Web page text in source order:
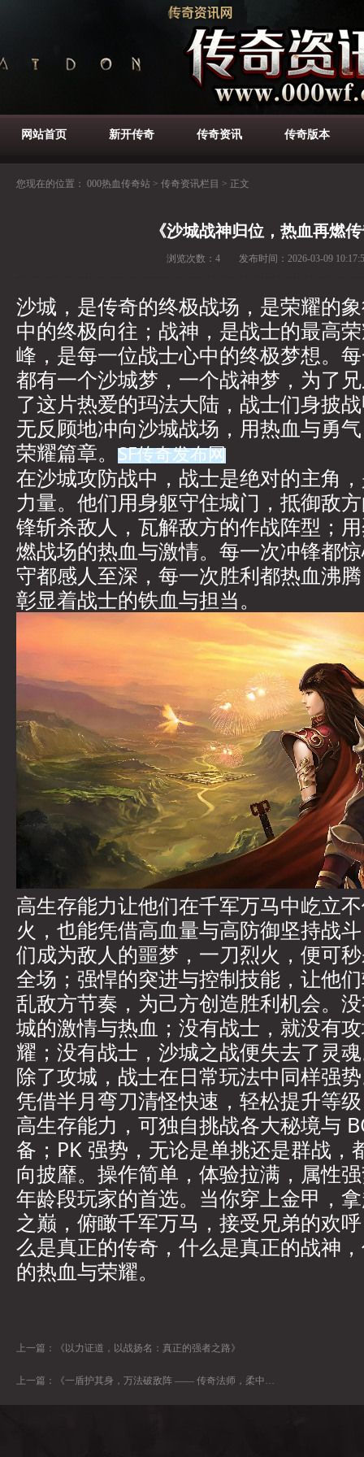
网站首页 新开传奇 传奇资讯 传奇版本
您现在的位置： 000热血传奇站 > 传奇资讯栏目 > 正文
《沙城战神归位，热血再燃
浏览次数： 4 发布时间： 2026-03-09
沙城，是传奇的终极战场，是荣耀的
中的终极向往；战神，是战士的最高
峰，是每一位战士心中的终极梦想。
都有一个沙城梦，一个战神梦，为了
了这片热爱的玛法大陆，战士们身披
无反顾地冲向沙城战场，用热血与勇
荣耀篇章。 SF传奇发布网
在沙城攻防战中，战士是绝对的主角
力量。他们用身躯守住城门，抵御敌
锋斩杀敌人，瓦解敌方的作战阵型；
燃战场的热血与激情。每一次冲锋都
守都感人至深，每一次胜利都热血沸
彰显着战士的铁血与担当。
高生存能力让他们在千军万马中屹立
火，也能凭借高血量与高防御坚持战
们成为敌人的噩梦，一刀烈火，便可
全场；强悍的突进与控制技能，让他
乱敌方节奏，为己方创造胜利机会。
城的激情与热血；没有战士，就没有
耀；没有战士，沙城之战便失去了灵
除了攻城，战士在日常玩法中同样强
凭借半月弯刀清怪快速，轻松提升等
高生存能力，可独自挑战各大秘境与
备；PK 强势，无论是单挑还是群战，
向披靡。操作简单，体验拉满，属性
年龄段玩家的首选。当你穿上金甲，
之巅，俯瞰千军万马，接受兄弟的欢
么是真正的传奇，什么是真正的战神
的热血与荣耀。
上一篇： 《以力证道，以战扬名：真正的强者之路》
上一篇： 《一盾护其身，万法破敌阵 —— 传奇法师，柔中带刚的战场王者》